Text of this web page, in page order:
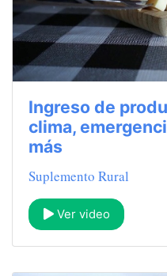
Ingreso de
clima,
más
Suplemento Rural
Ver video